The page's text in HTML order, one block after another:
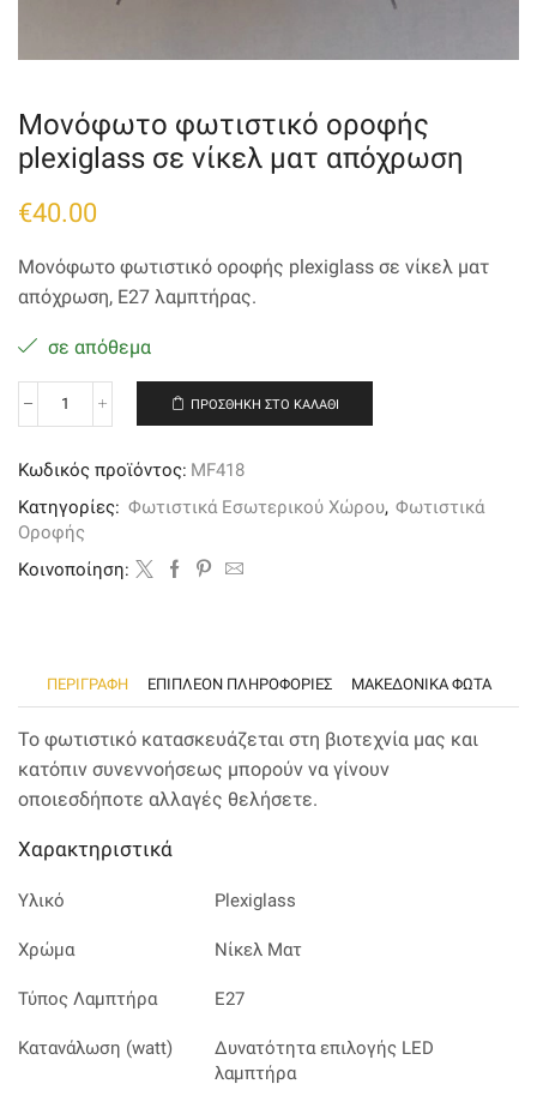
Μονόφωτο φωτιστικό οροφής
plexiglass σε νίκελ ματ απόχρωση
€40.00
Μονόφωτο φωτιστικό οροφής plexiglass σε νίκελ ματ
απόχρωση, Ε27 λαμπτήρας.
σε απόθεμα
Μονόφωτο
plexiglass
νίκελ
ματ
απόχρωση
ποσότητα
ΠΡΟΣΘΉΚΗ ΣΤΟ ΚΑΛΆΘΙ
Κωδικός προϊόντος: MF418
Κατηγορίες: Φωτιστικά Εσωτερικού Χώρου, Φωτιστικά
Οροφής
Kοινοποίηση:
ΠΕΡΙΓΡΑΦΉ ΕΠΙΠΛΈΟΝ ΠΛΗΡΟΦΟΡΊΕΣ ΜΑΚΕΔΟΝΙΚΑ ΦΩΤΑ
Το φωτιστικό κατασκευάζεται στη βιοτεχνία μας και
κατόπιν συνεννοήσεως μπορούν να γίνουν
οποιεσδήποτε αλλαγές θελήσετε.
Χαρακτηριστικά
Υλικό Plexiglass
Χρώμα Νίκελ Ματ
Τύπος Λαμπτήρα Ε27
Κατανάλωση (watt)
Δυνατότητα επιλογής LED
λαμπτήρα